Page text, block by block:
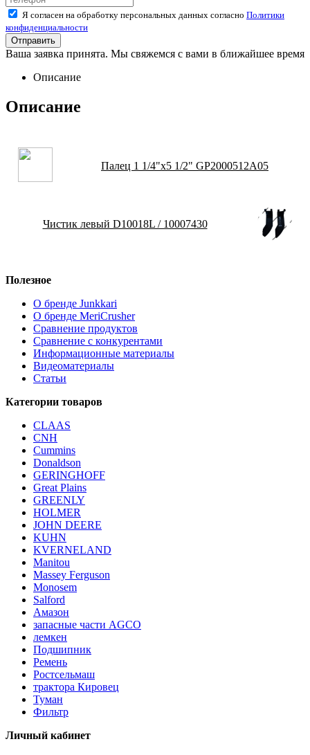
Я согласен на обработку персональных данных согласно Политики
конфиденциальности
Ваша заявка принята. Мы свяжемся с вами в ближайшее время
Описание
Описание
Палец 1 1/4"х5 1/2" GP2000512A05
Чистик левый D10018L / 10007430
Полезное
О бренде Junkkari
О бренде MeriCrusher
Сравнение продуктов
Сравнение с конкурентами
Информационные материалы
Видеоматериалы
Статьи
Категории товаров
CLAAS
CNH
Cummins
Donaldson
GERINGHOFF
Great Plains
GREENLY
HOLMER
JOHN DEERE
KUHN
KVERNELAND
Manitou
Massey Ferguson
Monosem
Salford
Амазон
запасные части AGCO
лемкен
Подшипник
Ремень
Ростсельмаш
трактора Кировец
Туман
Фильтр
Личный кабинет